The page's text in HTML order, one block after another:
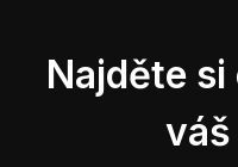
Najděte